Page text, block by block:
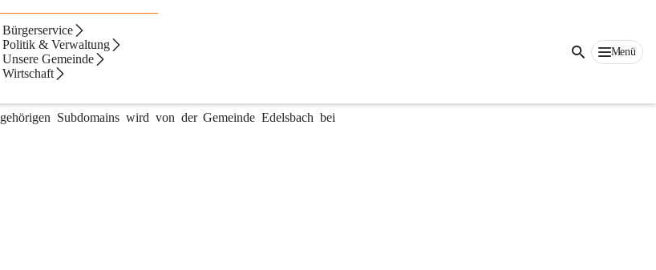
Bürgerservice
Politik & Verwaltung
Unsere Gemeinde
Wirtschaft
Menü
Hier und auf zugehörigen Subdomains finden Sie eine Vielfalt
Kultur, Alltagsleben in der Gemeinde Edelsbach bei
bietet einen umfassenden Überblick. Zudem halten wir Sie mit
Subdomains wird von der Gemeinde Edelsbach bei